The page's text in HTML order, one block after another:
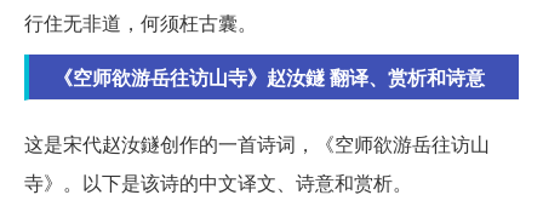
行住无非道，何须枉古囊。
《空师欲游岳往访山寺》赵汝鐩 翻译、赏析和诗意
这是宋代赵汝鐩创作的一首诗词，《空师欲游岳往访山
寺》。以下是该诗的中文译文、诗意和赏析。